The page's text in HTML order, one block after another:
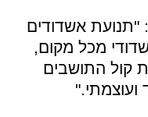
"תנועת אשדודים
מכל מקום,
קול התושבים
ועוצמתי."